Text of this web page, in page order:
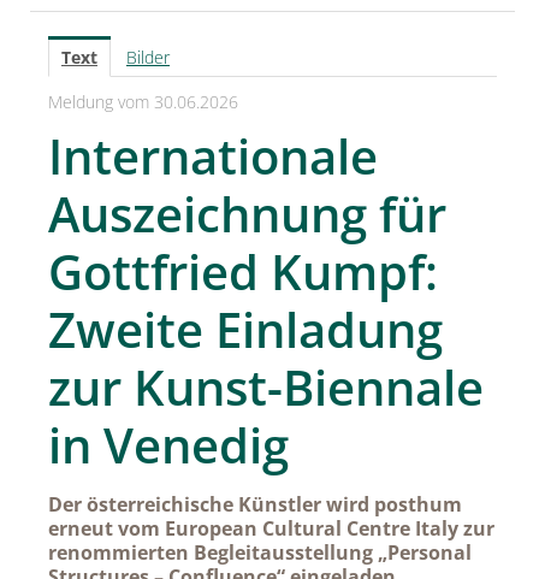
SPREAD
SPREAD Medleys für Deutschland
SPREAD Press Days
Achselkuss
Aromapflege Evelyn Deutsch
Brioche und Brösel
Carolina Herrera
DOUGLAS
Dorotheum Galerie
Dorotheum Juwelier
Text
Bilder
Meldung vom 30.06.2026
Internationale
Auszeichnung für
Gottfried Kumpf:
Zweite Einladung
zur Kunst-Biennale
in Venedig
Der österreichische Künstler wird posthum
erneut vom European Cultural Centre Italy zur
renommierten Begleitausstellung „Personal